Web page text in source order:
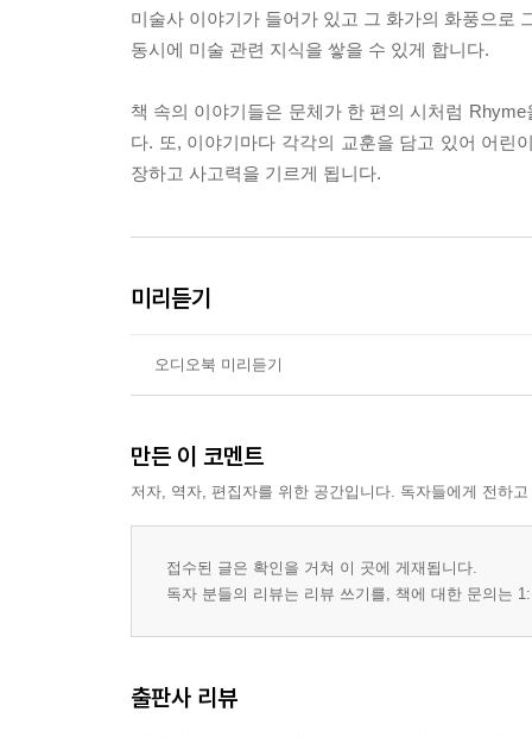
미술사 이야기가 들어가 있고 그 화가의 화풍으로
동시에 미술 관련 지식을 쌓을 수 있게 합니다.
책 속의 이야기들은 문체가 한 편의 시처럼
다. 또, 이야기마다 각각의 교훈을 담고 있어 어린
장하고 사고력을 기르게 됩니다.
미리듣기
오디오북 미리듣기
만든 이 코멘트
저자, 역자, 편집자를 위한 공간입니다. 독자들에게 전하
접수된 글은 확인을 거쳐 이 곳에 게재됩니다.
독자 분들의 리뷰는 리뷰 쓰기를, 책에 대한 문의는
출판사 리뷰